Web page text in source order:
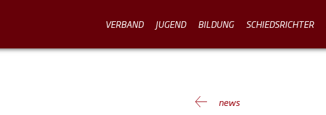
VERBAND JUGEND BILDUNG SCHIEDSRICHTER
news